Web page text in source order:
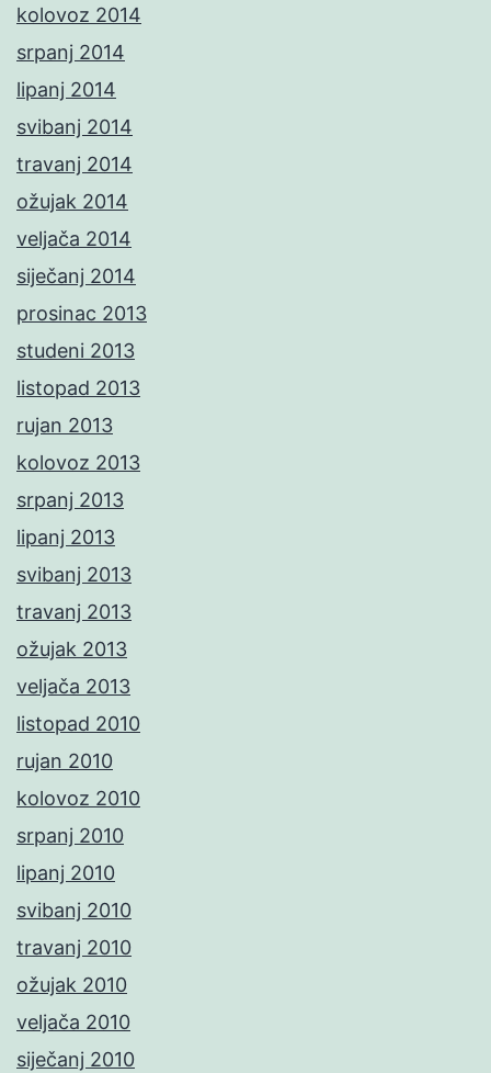
kolovoz 2014
srpanj 2014
lipanj 2014
svibanj 2014
travanj 2014
ožujak 2014
veljača 2014
siječanj 2014
prosinac 2013
studeni 2013
listopad 2013
rujan 2013
kolovoz 2013
srpanj 2013
lipanj 2013
svibanj 2013
travanj 2013
ožujak 2013
veljača 2013
listopad 2010
rujan 2010
kolovoz 2010
srpanj 2010
lipanj 2010
svibanj 2010
travanj 2010
ožujak 2010
veljača 2010
siječanj 2010